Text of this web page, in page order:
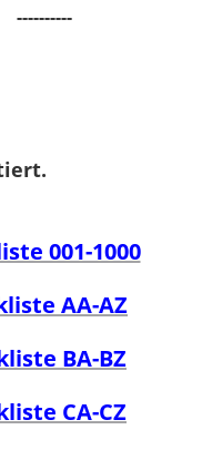
----------
001-1000
AA-AZ
BA-BZ
CA-CZ